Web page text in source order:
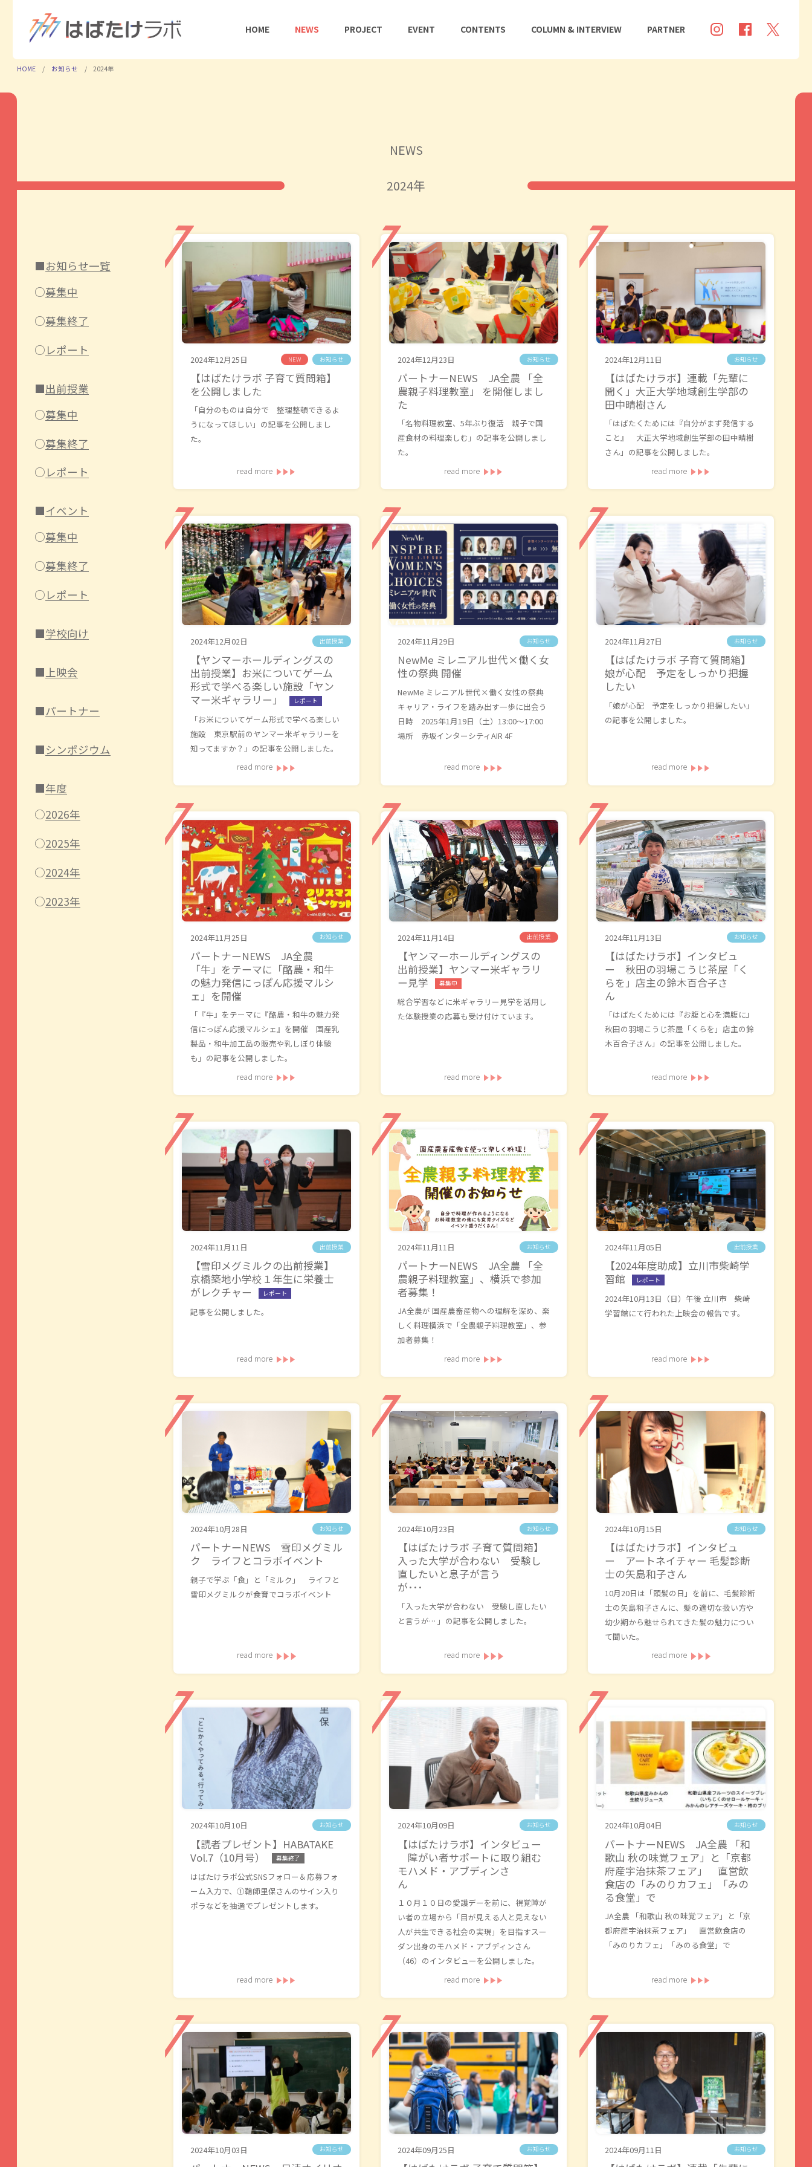
HOME NEWS PROJECT EVENT CONTENTS COLUMN & INTERVIEW PARTNER
HOME お知らせ 2024年
NEWS
2024年
お知らせ一覧
募集中
募集終了
レポート
出前授業
募集中
募集終了
レポート
イベント
募集中
募集終了
レポート
学校向け
上映会
パートナー
シンポジウム
年度
2026年
2025年
2024年
2023年
2024年12月25日 NEW お知らせ
【はばたけラボ 子育て質問箱】
を公開しました
「自分のものは自分で 整理整頓できるよ
うになってほしい」の記事を公開しまし
た。
read more
2024年12月23日 お知らせ
パートナーNEWS JA全農 「全
農親子料理教室」 を開催しまし
た
「名物料理教室、5年ぶり復活 親子で国
産食材の料理楽しむ」の記事を公開しまし
た。
read more
2024年12月11日 お知らせ
【はばたけラボ】連載「先輩に
聞く」大正大学地域創生学部の
田中晴樹さん
「はばたくためには『自分がまず発信する
こと』 大正大学地域創生学部の田中晴樹
さん」の記事を公開しました。
read more
2024年12月02日 出前授業
【ヤンマーホールディングスの
出前授業】お米についてゲーム
形式で学べる楽しい施設「ヤン
マー米ギャラリー」
レポート
「お米についてゲーム形式で学べる楽しい
施設 東京駅前のヤンマー米ギャラリーを
知ってますか？」の記事を公開しました。
read more
2024年11月29日 お知らせ
NewMe ミレニアル世代×働く女
性の祭典 開催
NewMe ミレニアル世代×働く女性の祭典
キャリア・ライフを踏み出す一歩に出会う
日時 2025年1月19日（土）13:00～17:00
場所 赤坂インターシティAIR 4F
read more
2024年11月27日 お知らせ
【はばたけラボ 子育て質問箱】
娘が心配 予定をしっかり把握
したい
「娘が心配 予定をしっかり把握したい」
の記事を公開しました。
read more
2024年11月25日 お知らせ
パートナーNEWS JA全農
「牛」をテーマに「酪農・和牛
の魅力発信にっぽん応援マルシ
ェ」を開催
「『牛』をテーマに『酪農・和牛の魅力発
信にっぽん応援マルシェ』を開催 国産乳
製品・和牛加工品の販売や乳しぼり体験
も」の記事を公開しました。
read more
2024年11月14日 出前授業
【ヤンマーホールディングスの
出前授業】ヤンマー米ギャラリ
ー見学
募集中
総合学習などに米ギャラリー見学を活用し
た体験授業の応募も受け付けています。
read more
2024年11月13日 お知らせ
【はばたけラボ】インタビュ
ー 秋田の羽場こうじ茶屋「く
らを」店主の鈴木百合子さ
ん
「はばたくためには『お腹と心を満腹に』
秋田の羽場こうじ茶屋「くらを」店主の鈴
木百合子さん」の記事を公開しました。
read more
2024年11月11日 出前授業
【雪印メグミルクの出前授業】
京橋築地小学校１年生に栄養士
がレクチャー
レポート
記事を公開しました。
read more
2024年11月11日 お知らせ
パートナーNEWS JA全農 「全
農親子料理教室」、横浜で参加
者募集！
JA全農が 国産農畜産物への理解を深め、楽
しく料理横浜で「全農親子料理教室」、参
加者募集！
read more
2024年11月05日 出前授業
【2024年度助成】立川市柴崎学
習館
レポート
2024年10月13日（日）午後 立川市 柴崎
学習館にて行われた上映会の報告です。
read more
2024年10月28日 お知らせ
パートナーNEWS 雪印メグミル
ク ライフとコラボイベント
親子で学ぶ「食」と「ミルク」 ライフと
雪印メグミルクが食育でコラボイベント
read more
2024年10月23日 お知らせ
【はばたけラボ 子育て質問箱】
入った大学が合わない 受験し
直したいと息子が言う
が･･･
「入った大学が合わない 受験し直したい
と言うが… 」の記事を公開しました。
read more
2024年10月15日 お知らせ
【はばたけラボ】インタビュ
ー アートネイチャー 毛髪診断
士の矢島和子さん
10月20日は「頭髪の日」を前に、毛髪診断
士の矢島和子さんに、髪の適切な扱い方や
幼少期から魅せられてきた髪の魅力につい
て聞いた。
read more
2024年10月10日 お知らせ
【読者プレゼント】HABATAKE
Vol.7（10月号）
募集終了
はばたけラボ公式SNSフォロー＆応募フォ
ーム入力で、①鞘師里保さんのサイン入り
ポラなどを抽選でプレゼントします。
read more
2024年10月09日 お知らせ
【はばたけラボ】インタビュー
障がい者サポートに取り組む
モハメド・アブディンさ
ん
１０月１０日の愛護デーを前に、視覚障が
い者の立場から「目が見える人と見えない
人が共生できる社会の実現」を目指すスー
ダン出身のモハメド・アブディンさん
（46）のインタビューを公開しました。
read more
2024年10月04日 お知らせ
パートナーNEWS JA全農 「和
歌山 秋の味覚フェア」と「京都
府産宇治抹茶フェア」 直営飲
食店の「みのりカフェ」「みの
る食堂」で
JA全農 「和歌山 秋の味覚フェア」と「京
都府産宇治抹茶フェア」 直営飲食店の
「みのりカフェ」「みのる食堂」で
read more
2024年10月03日 お知らせ 2024年09月25日 お知らせ 2024年09月11日 お知らせ